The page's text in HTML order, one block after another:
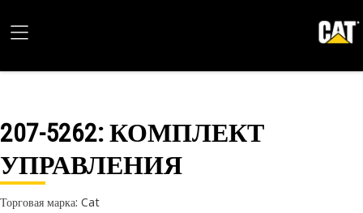
207-5262: КОМПЛЕКТ
УПРАВЛЕНИЯ
Торговая марка: Cat